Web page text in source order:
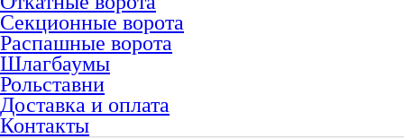
Секционные ворота
Распашные ворота
Шлагбаумы
Рольставни
Доставка и оплата
Контакты